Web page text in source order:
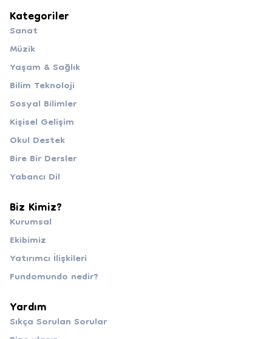
Kategoriler
Sanat
Müzik
Yaşam & Sağlık
Bilim Teknoloji
Sosyal Bilimler
Kişisel Gelişim
Okul Destek
Bire Bir Dersler
Yabancı Dil
Biz Kimiz?
Kurumsal
Ekibimiz
Yatırımcı İlişkileri
Fundomundo nedir?
Yardım
Sıkça Sorulan Sorular